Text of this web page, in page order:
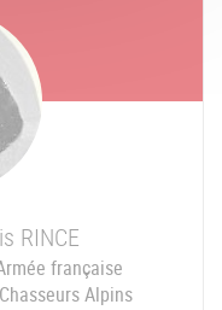
RINCE
française
Alpins